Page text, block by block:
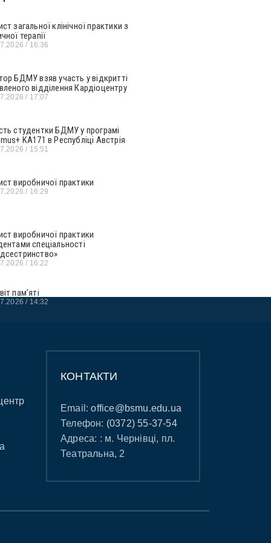
загальної клінічної практики з
терапії
16:36
БДМУ взяв участь у відкритті
відділення Кардіоцентру
17:07
студентки БДМУ у програмі
KA171 в Республіці Австрія
15:51
виробничої практики
16:29
виробничої практики
спеціальності
16:22
пам’яті
14:32
КОНТАКТИ
Email:office@bsmu.edu.ua
Телефон: (0372) 55-37-54
Адреса: : м. Чернівці, пл.
Театральна, 2